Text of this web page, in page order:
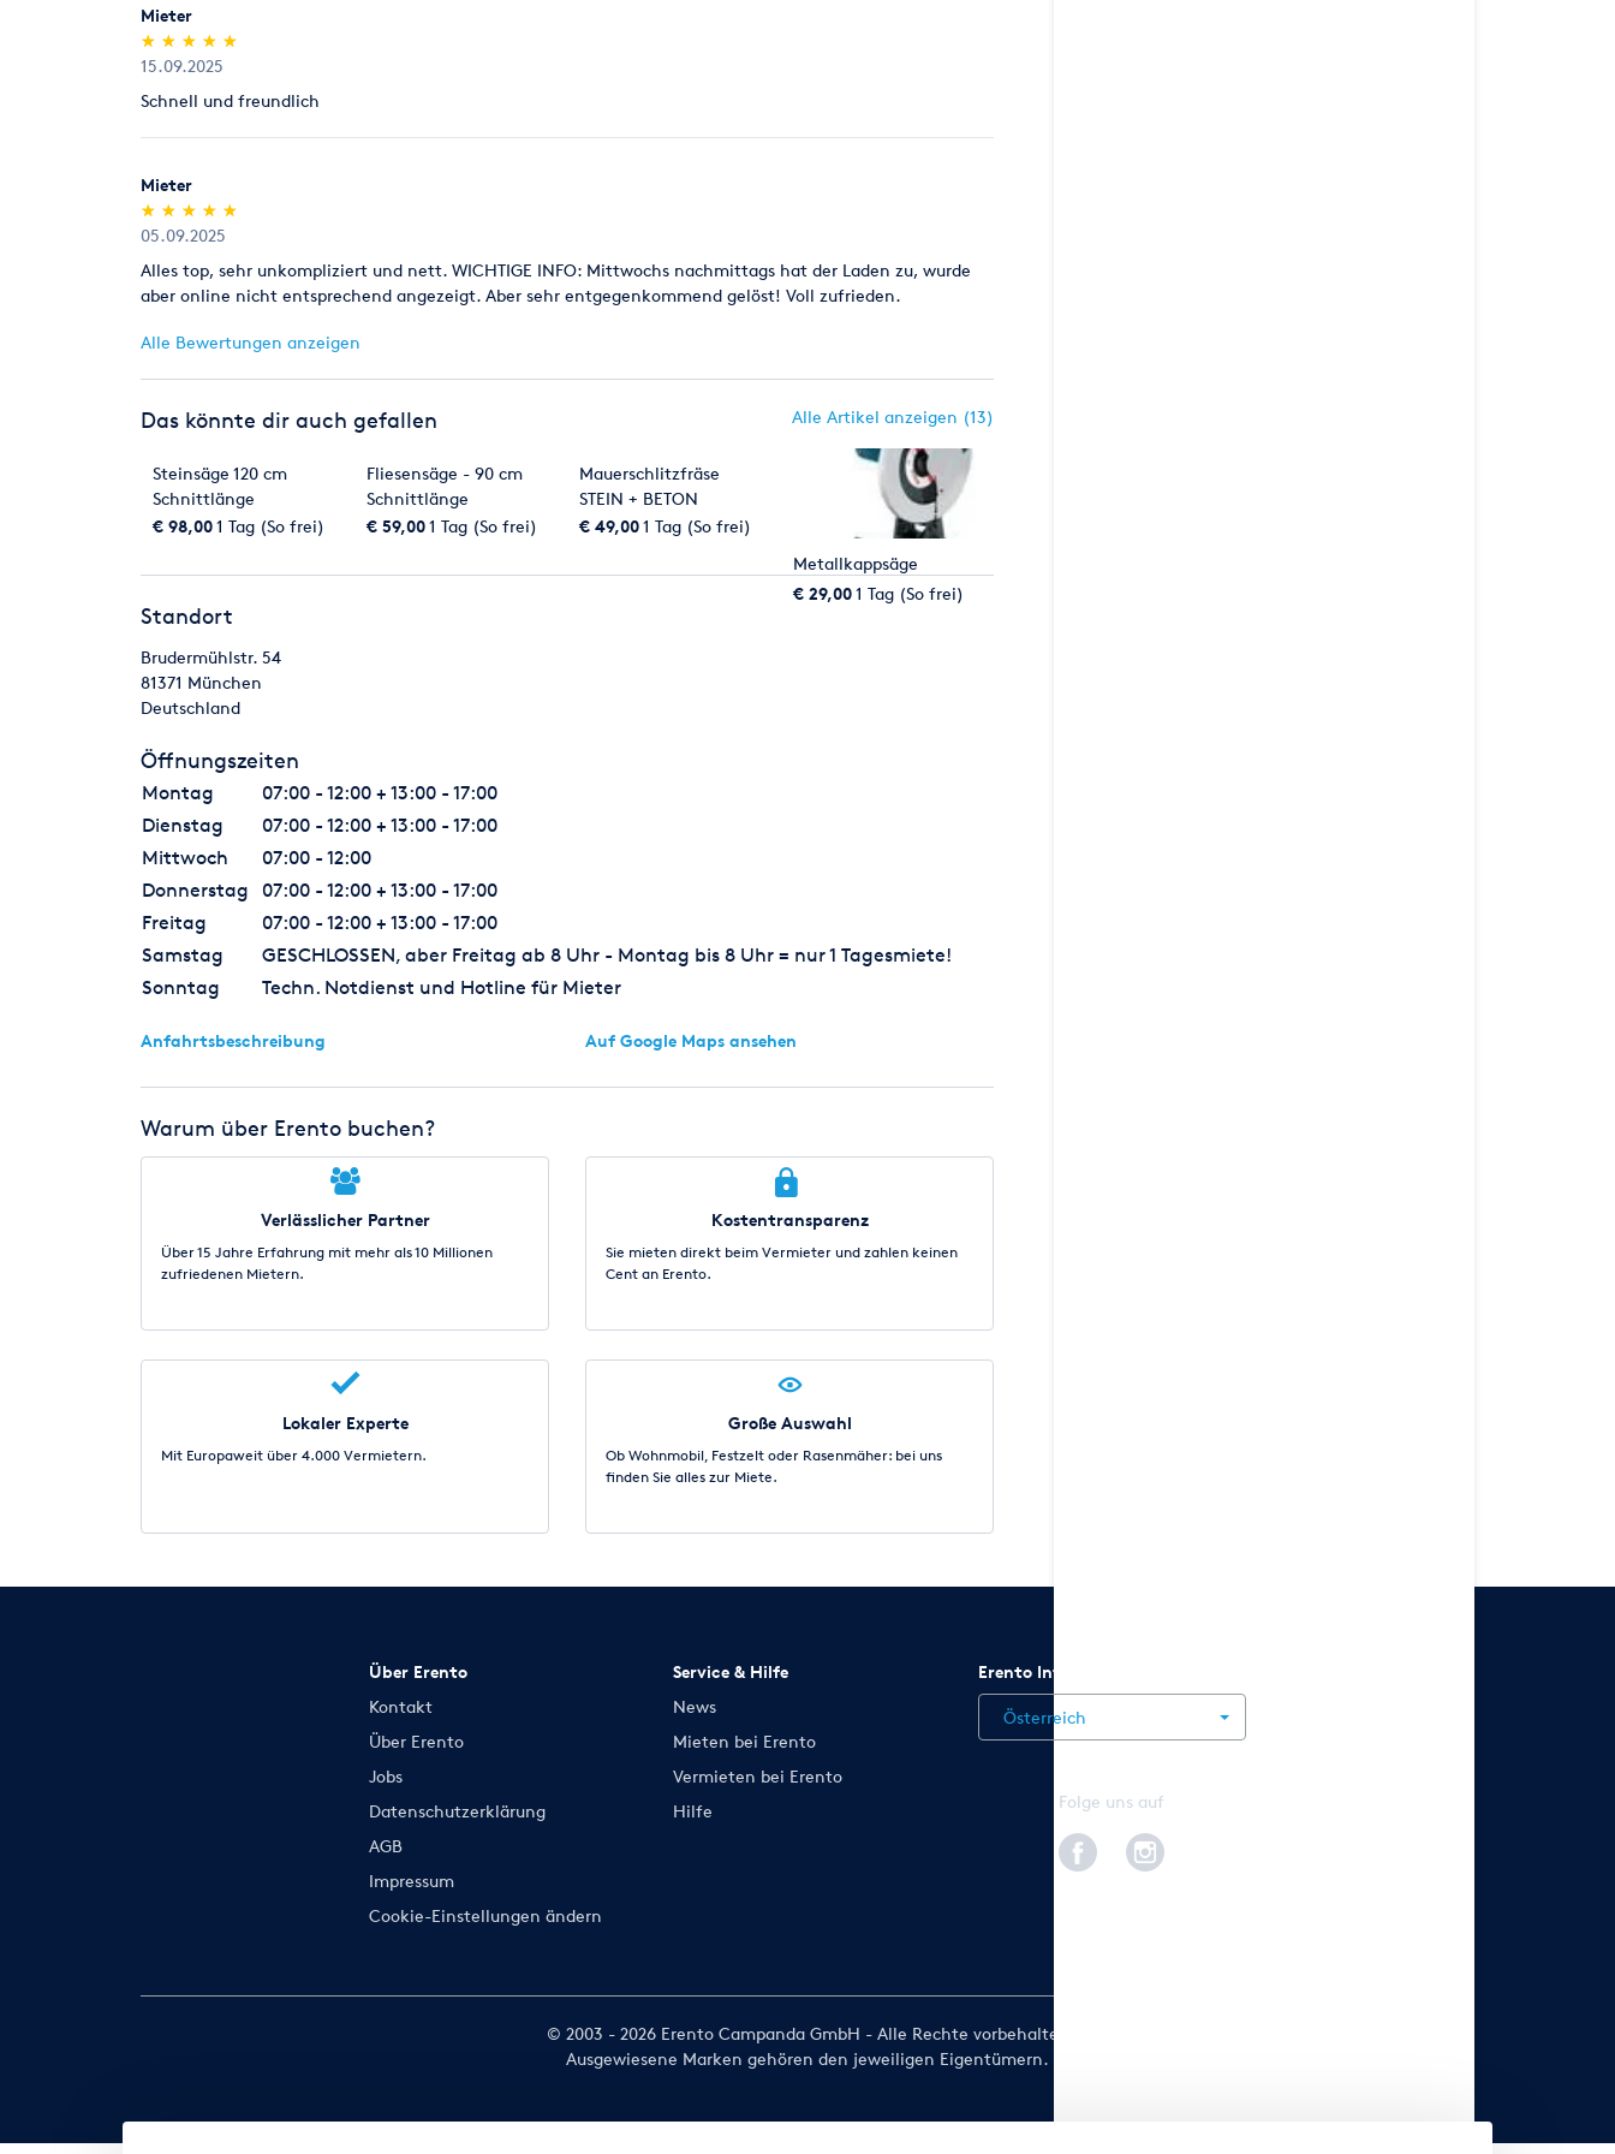
Mieter
(*)
★
★
(*) ★
★
(*) ★
★
(*) ★
★
(*) ★
★
15.09.2025
Schnell und freundlich
Mieter
(*)
★
★
(*) ★
★
(*) ★
★
(*) ★
★
(*) ★
★
05.09.2025
Alles top, sehr unkompliziert und nett. WICHTIGE INFO: Mittwochs nachmittags hat der Laden zu, wurde
aber online nicht entsprechend angezeigt. Aber sehr entgegenkommend gelöst! Voll zufrieden.
Alle Bewertungen anzeigen
Das könnte dir auch gefallen Alle Artikel anzeigen (13)
Steinsäge 120 cm
Schnittlänge
Brückensäge
€ 98,001 Tag (So frei)
Fliesensäge - 90 cm
Schnittlänge
€ 59,001 Tag (So frei)
Mauerschlitzfräse
STEIN + BETON
€ 49,001 Tag (So frei)
Metallkappsäge
€ 29,001 Tag (So frei)
Standort
Brudermühlstr. 54
81371 München
Deutschland
Öffnungszeiten
Montag
07:00 - 12:00 + 13:00 - 17:00
Dienstag
07:00 - 12:00 + 13:00 - 17:00
Mittwoch
07:00 - 12:00
Donnerstag
07:00 - 12:00 + 13:00 - 17:00
Freitag
07:00 - 12:00 + 13:00 - 17:00
Samstag
GESCHLOSSEN, aber Freitag ab 8 Uhr - Montag bis 8 Uhr = nur 1 Tagesmiete!
Sonntag
Techn. Notdienst und Hotline für Mieter
Anfahrtsbeschreibung Auf Google Maps ansehen
Warum über Erento buchen?
Verlässlicher Partner
Über 15 Jahre Erfahrung mit mehr als 10 Millionen
zufriedenen Mietern.
Lokaler Experte
Mit Europaweit über 4.000 Vermietern.
Kostentransparenz
Sie mieten direkt beim Vermieter und zahlen keinen
Cent an Erento.
Große Auswahl
Ob Wohnmobil, Festzelt oder Rasenmäher: bei uns
finden Sie alles zur Miete.
Über Erento
Kontakt
Über Erento
Jobs
Datenschutzerklärung
AGB
Impressum
Cookie-Einstellungen ändern
Service & Hilfe
News
Mieten bei Erento
Vermieten bei Erento
Hilfe
Erento International
Österreich
Folge uns auf
© 2003 - 2026 Erento Campanda GmbH - Alle Rechte vorbehalten
Ausgewiesene Marken gehören den jeweiligen Eigentümern.